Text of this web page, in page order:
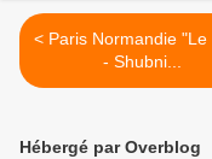
< Paris Normandie "Le Live"
- Shubni...
Hébergé par Overblog